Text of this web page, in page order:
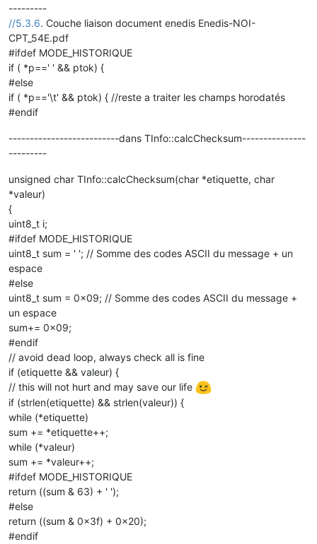
---------
//5.3.6. Couche liaison document enedis Enedis-NOI-
CPT_54E.pdf
#ifdef MODE_HISTORIQUE
if ( *p==' ' && ptok) {
#else
if ( *p=='\t' && ptok) { //reste a traiter les champs horodatés
#endif
--------------------------dans TInfo::calcChecksum---------------
---------
unsigned char TInfo::calcChecksum(char *etiquette, char
*valeur)
{
uint8_t i;
#ifdef MODE_HISTORIQUE
uint8_t sum = ' '; // Somme des codes ASCII du message + un
espace
#else
uint8_t sum = 0x09; // Somme des codes ASCII du message +
un espace
sum+= 0x09;
#endif
// avoid dead loop, always check all is fine
if (etiquette && valeur) {
// this will not hurt and may save our life
if (strlen(etiquette) && strlen(valeur)) {
while (*etiquette)
sum += *etiquette++;
while (*valeur)
sum += *valeur++;
#ifdef MODE_HISTORIQUE
return ((sum & 63) + ' ');
#else
return ((sum & 0x3f) + 0x20);
#endif